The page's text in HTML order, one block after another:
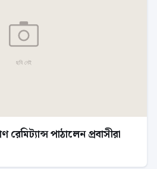
পাঠালেন প্রবাসীরা